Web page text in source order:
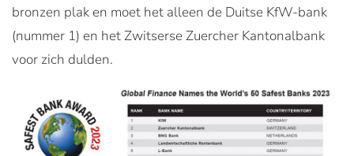
bronzen plak en moet het alleen de Duitse KfW-bank
(nummer 1) en het Zwitserse Zuercher Kantonalbank
voor zich dulden.